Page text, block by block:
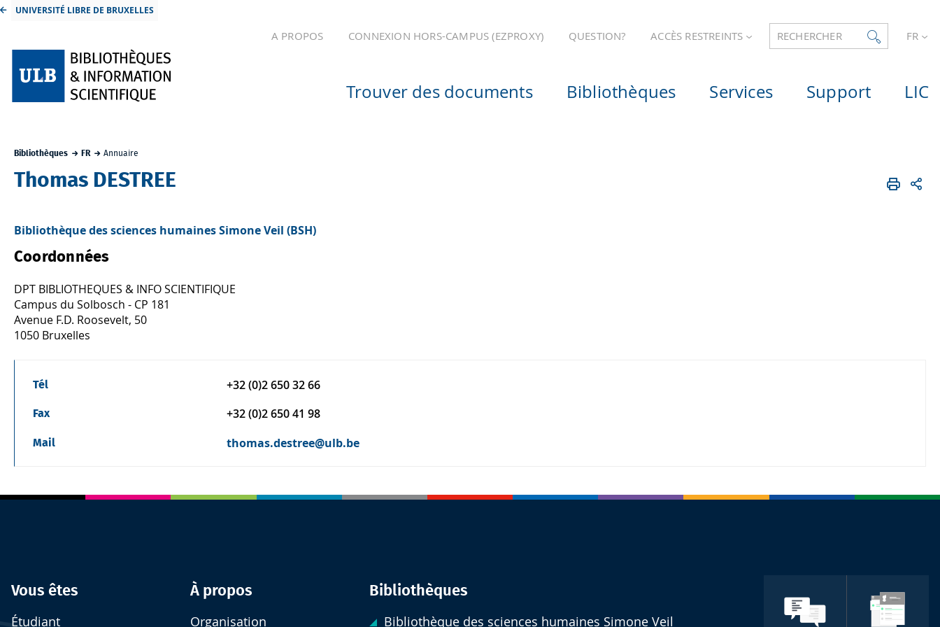
UNIVERSITÉ LIBRE DE BRUXELLES
A PROPOS CONNEXION HORS-CAMPUS (EZPROXY) QUESTION? ACCÈS RESTREINTS RECHERCHER FR
Trouver des documents Bibliothèques Services Support LIC
Bibliothèques FR Annuaire
Thomas DESTREE
Bibliothèque des sciences humaines Simone Veil (BSH)
Coordonnées
DPT BIBLIOTHEQUES & INFO SCIENTIFIQUE
Campus du Solbosch - CP 181
Avenue F.D. Roosevelt, 50
1050 Bruxelles
Tél +32 (0)2 650 32 66
Fax +32 (0)2 650 41 98
Mail thomas.destree@ulb.be
Vous êtes
Étudiant
À propos
Organisation
Bibliothèques
Bibliothèque des sciences humaines Simone Veil